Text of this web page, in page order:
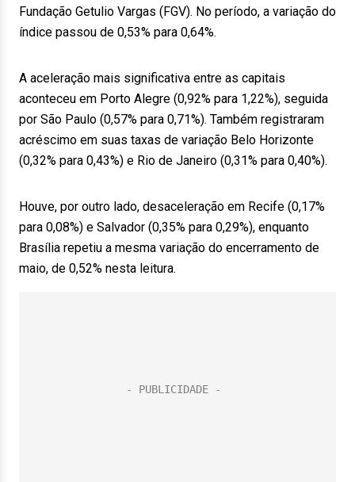
Fundação Getulio Vargas (FGV). No período, a variação do
índice passou de 0,53% para 0,64%.
A aceleração mais significativa entre as capitais
aconteceu em Porto Alegre (0,92% para 1,22%), seguida
por São Paulo (0,57% para 0,71%). Também registraram
acréscimo em suas taxas de variação Belo Horizonte
(0,32% para 0,43%) e Rio de Janeiro (0,31% para 0,40%).
Houve, por outro lado, desaceleração em Recife (0,17%
para 0,08%) e Salvador (0,35% para 0,29%), enquanto
Brasília repetiu a mesma variação do encerramento de
maio, de 0,52% nesta leitura.